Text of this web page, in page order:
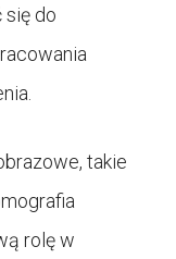
do
takie
rolę w